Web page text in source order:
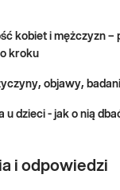
paciorkowców beta-
grupy A, C i G (bad.
patogenów chorób
oddechowych i
kobiet i mężczyzn –
kroku
objawy,
u dzieci - jak o nią
i odpowiedzi